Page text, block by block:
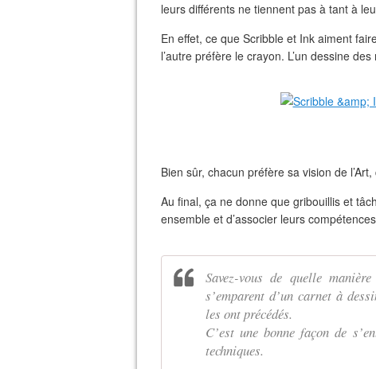
leurs différents ne tiennent pas à tant à
En effet, ce que Scribble et Ink aiment
l’autre préfère le crayon. L’un dessine
Bien sûr, chacun préfère sa vision de
Au final, ça ne donne que gribouillis et
ensemble et d’associer leurs
Savez-vous de quelle
s’emparent d’un carnet à
les ont précédés.
C’est une bonne façon de
techniques.